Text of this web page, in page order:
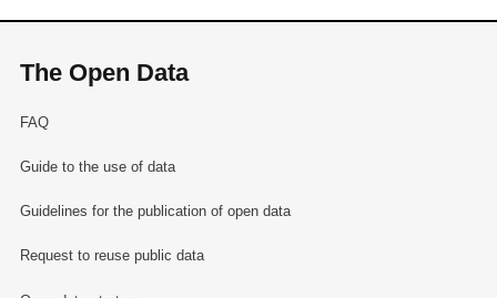
The Open Data
FAQ
Guide to the use of data
Guidelines for the publication of open data
Request to reuse public data